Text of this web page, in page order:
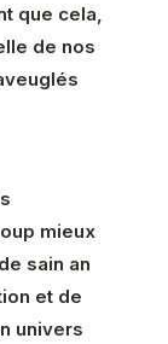
que cela,
de nos
mieux
sain an
et de
univers